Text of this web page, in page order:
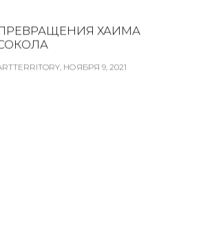
ХАИМА
НОЯБРЯ 9, 2021